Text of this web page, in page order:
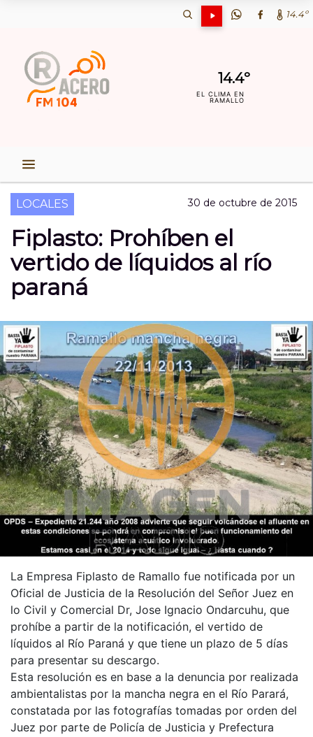
14.4º
14.4º
EL CLIMA EN
RAMALLO
LOCALES 30 de octubre de 2015
Fiplasto: Prohíben el
vertido de líquidos al río
paraná
La Empresa Fiplasto de Ramallo fue notificada por un
Oficial de Justicia de la Resolución del Señor Juez en
lo Civil y Comercial Dr, Jose Ignacio Ondarcuhu, que
prohíbe a partir de la notificación, el vertido de
líquidos al Río Paraná y que tiene un plazo de 5 días
para presentar su descargo.
Esta resolución es en base a la denuncia por realizada
ambientalistas por la mancha negra en el Río Parará,
constatada por las fotografías tomadas por orden del
Juez por parte de Policía de Justicia y Prefectura